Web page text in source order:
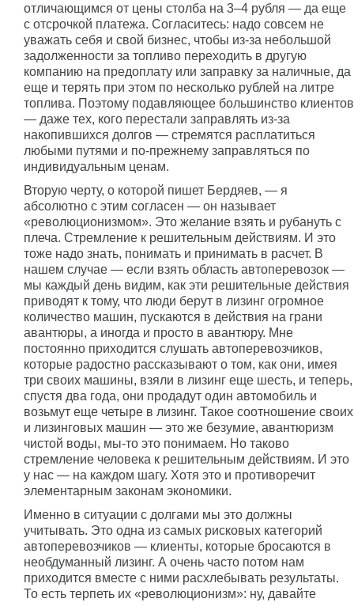
отличающимся от цены столба на 3–4 рубля — да еще
с отсрочкой платежа. Согласитесь: надо совсем не
уважать себя и свой бизнес, чтобы из-за небольшой
задолженности за топливо переходить в другую
компанию на предоплату или заправку за наличные, да
еще и терять при этом по несколько рублей на литре
топлива. Поэтому подавляющее большинство клиентов
— даже тех, кого перестали заправлять из-за
накопившихся долгов — стремятся расплатиться
любыми путями и по-прежнему заправляться по
индивидуальным ценам.
Вторую черту, о которой пишет Бердяев, — я
абсолютно с этим согласен — он называет
«революционизмом». Это желание взять и рубануть с
плеча. Стремление к решительным действиям. И это
тоже надо знать, понимать и принимать в расчет. В
нашем случае — если взять область автоперевозок —
мы каждый день видим, как эти решительные действия
приводят к тому, что люди берут в лизинг огромное
количество машин, пускаются в действия на грани
авантюры, а иногда и просто в авантюру. Мне
постоянно приходится слушать автоперевозчиков,
которые радостно рассказывают о том, как они, имея
три своих машины, взяли в лизинг еще шесть, и теперь,
спустя два года, они продадут один автомобиль и
возьмут еще четыре в лизинг. Такое соотношение своих
и лизинговых машин — это же безумие, авантюризм
чистой воды, мы-то это понимаем. Но таково
стремление человека к решительным действиям. И это
у нас — на каждом шагу. Хотя это и противоречит
элементарным законам экономики.
Именно в ситуации с долгами мы это должны
учитывать. Это одна из самых рисковых категорий
автоперевозчиков — клиенты, которые бросаются в
необдуманный лизинг. А очень часто потом нам
приходится вместе с ними расхлебывать результаты.
То есть терпеть их «революционизм»: ну, давайте